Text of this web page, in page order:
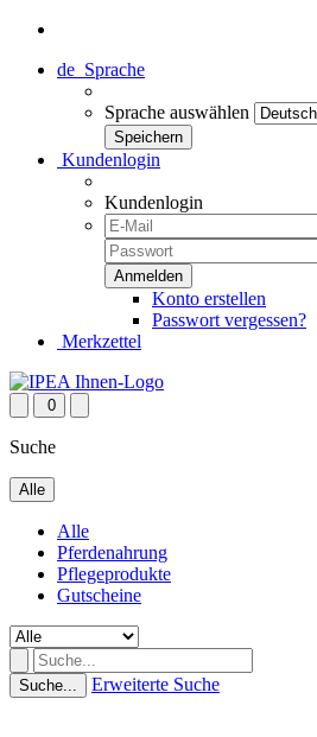
de Sprache
Sprache auswählen
Kundenlogin
Kundenlogin
Konto erstellen
Passwort vergessen?
Merkzettel
0
Suche
Alle
Alle
Pferdenahrung
Pflegeprodukte
Gutscheine
Suche... Erweiterte Suche